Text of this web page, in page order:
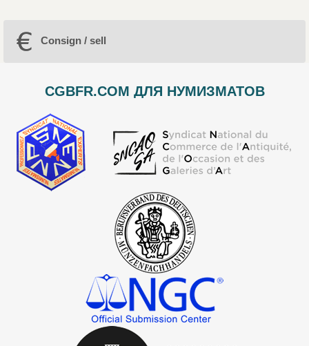
Consign / sell
CGBFR.COM ДЛЯ НУМИЗМАТОВ